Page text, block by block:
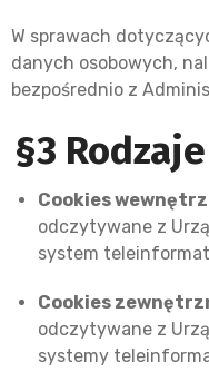
W sprawach
danych osobowych,
bezpośrednio z
§3
Cookies
odczytywane z
system
Cookies
odczytywane z
systemy